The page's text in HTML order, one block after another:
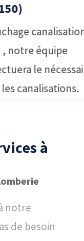
équipe
nécessaire
à
notre
de besoin